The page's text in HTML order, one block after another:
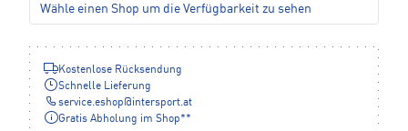
Wähle einen Shop um die Verfügbarkeit zu sehen
Kostenlose Rücksendung
Schnelle Lieferung
service.eshop@ intersport.at
Gratis Abholung im Shop**